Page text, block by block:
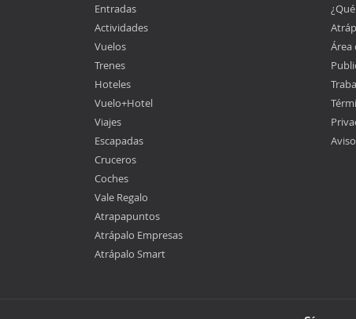
Entradas
Actividades
Vuelos
Trenes
Hoteles
Vuelo+Hotel
Viajes
Escapadas
Cruceros
Coches
Vale Regalo
Atrapapuntos
Atrápalo Empresas
Atrápalo Smart
Área